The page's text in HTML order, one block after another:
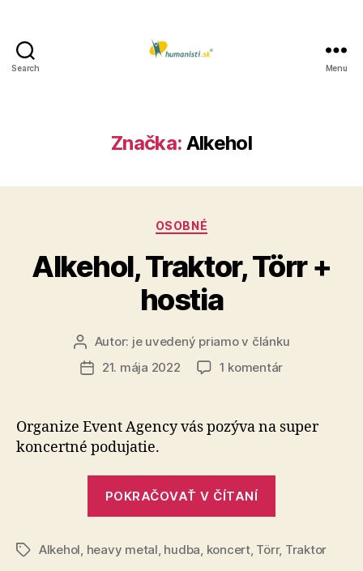
Search Menu
Značka: Alkehol
Kategórie
OSOBNÉ
Alkehol, Traktor, Törr +
hostia
Autor
článku
Autor: je uvedený priamo v článku
Dátum
21. mája 2022 1 komentárna
Organize Event Agency vás pozýva na super
koncertné podujatie.
POKRAČOVAŤ V ČÍTANÍ
+
ZnačkyAlkehol, heavy metal, hudba, koncert, Törr, Traktor